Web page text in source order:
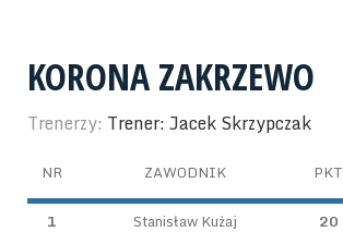
KORONA ZAKRZEWO
Trenerzy: Trener: Jacek Skrzypczak
NR ZAWODNIK PKT
1 Stanisław Kużaj 20